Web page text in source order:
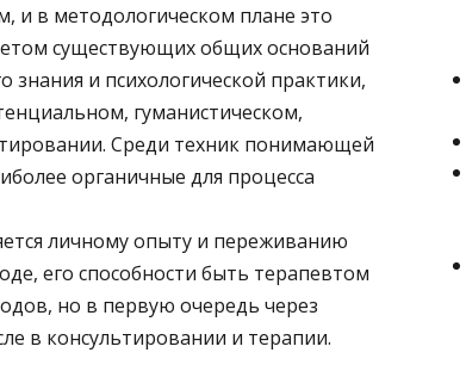
и в методологическом плане это
существующих общих оснований
знания и психологической практики,
гуманистическом,
Среди техник понимающей
органичные для процесса
личному опыту и переживанию
его способности быть терапевтом
но в первую очередь через
в консультировании и терапии.